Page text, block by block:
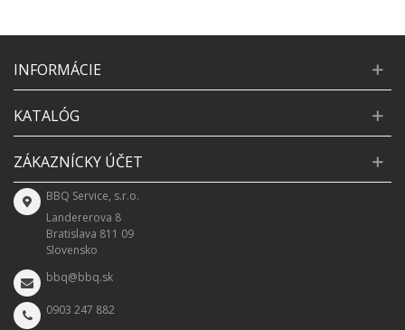
INFORMÁCIE
KATALÓG
ZÁKAZNÍCKY ÚČET
BBQ Service, s.r.o.
Landererova 8
Bratislava 811 09
Slovensko
bbq@bbq.sk
0903 247 882